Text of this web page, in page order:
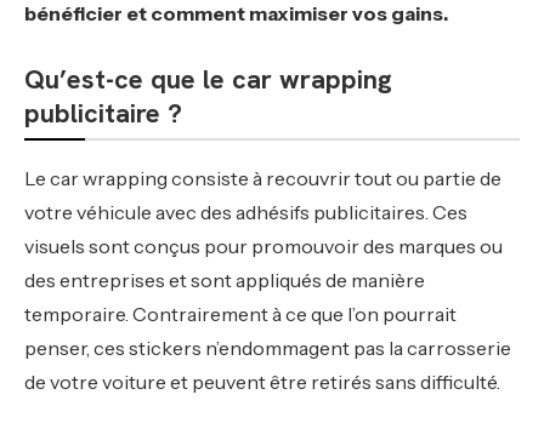
bénéficier et comment maximiser vos gains.
Qu’est-ce que le car wrapping
publicitaire ?
Le car wrapping consiste à recouvrir tout ou partie de
votre véhicule avec des adhésifs publicitaires. Ces
visuels sont conçus pour promouvoir des marques ou
des entreprises et sont appliqués de manière
temporaire. Contrairement à ce que l’on pourrait
penser, ces stickers n’endommagent pas la carrosserie
de votre voiture et peuvent être retirés sans difficulté.